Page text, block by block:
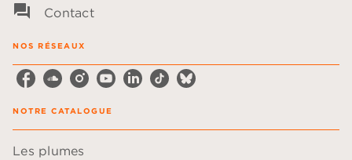
question_answer Contact
NOS RÉSEAUX
NOTRE CATALOGUE
Les plumes